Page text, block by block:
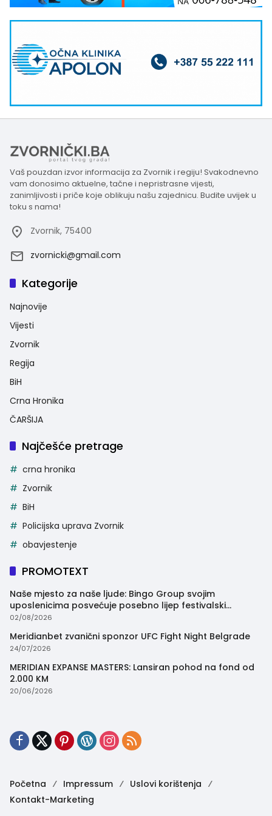
Vaš pouzdan izvor informacija za Zvornik i regiju! Svakodnevno
vam donosimo aktuelne, tačne i nepristrasne vijesti,
zanimljivosti i priče koje oblikuju našu zajednicu. Budite uvijek u
toku s nama!
Zvornik, 75400
zvornicki@gmail.com
Kategorije
Najnovije
Vijesti
Zvornik
Regija
BiH
Crna Hronika
ČARŠIJA
Najčešće pretrage
crna hronika
Zvornik
BiH
Policijska uprava Zvornik
obavjestenje
PROMOTEXT
Naše mjesto za naše ljude: Bingo Group svojim
uposlenicima posvećuje posebno lijep festivalski
trenutak
02/08/2026
Meridianbet zvanični sponzor UFC Fight Night Belgrade
24/07/2026
MERIDIAN EXPANSE MASTERS: Lansiran pohod na fond od
2.000 KM
20/06/2026
Početna Impressum
Uslovi korištenja
Kontakt-Marketing